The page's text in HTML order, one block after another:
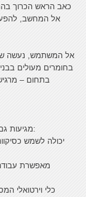
כאב הראש הכרוך
בחומרים מעולים
בתחום –
המקלדות בסדרת Impulse מגיעות גם עם חבילת תוכנות עשירה: